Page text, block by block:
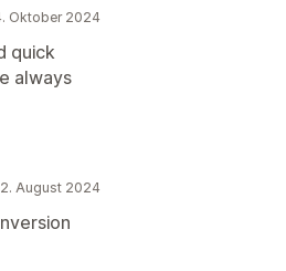
Oktober 2024
quick
always
August 2024